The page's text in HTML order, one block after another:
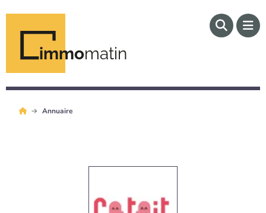
immomatin
Annuaire